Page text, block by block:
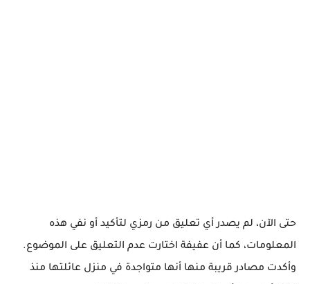
حتى الآن، لم يصدر أي تعليق من رمزي لتأكيد أو نفي هذه
المعلومات، كما أن عفيفة اختارت عدم التعليق على الموضوع.
وأكدت مصادر قريبة منها أنها متواجدة في منزل عائلتها منذ